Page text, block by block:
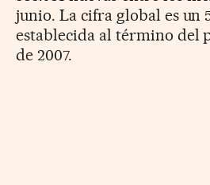
junio. La cifra global es un
establecida al término del
de 2007.